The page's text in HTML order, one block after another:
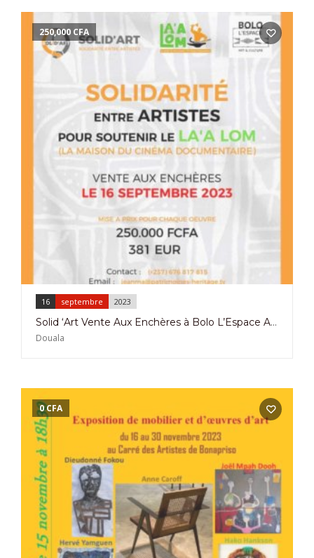
16 septembre 2023
Solid ‘Art Vente Aux Enchères à Bolo L’Espace Art et Culture à Douala le 16 Septembre 2023
250,000 CFA
Douala
0CFA